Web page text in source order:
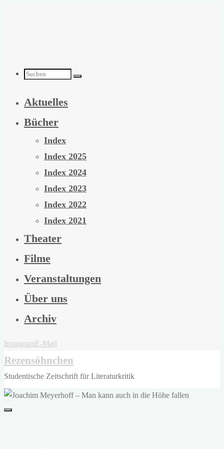
Suchen
nach:
Aktuelles
Bücher
Index
Index 2025
Index 2024
Index 2023
Index 2022
Index 2021
Theater
Filme
Veranstaltungen
Über uns
Archiv
InstagramE-Mail
Rezensöhnchen
Studentische Zeitschrift für Literaturkritik